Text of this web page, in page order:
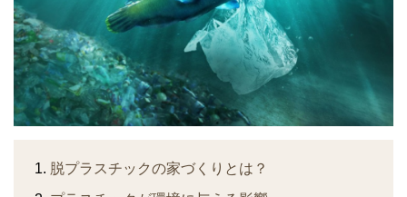
脱プラスチックの家づくりとは？